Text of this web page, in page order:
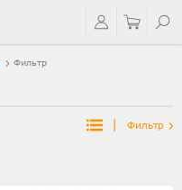
Фильтр
| Фильтр